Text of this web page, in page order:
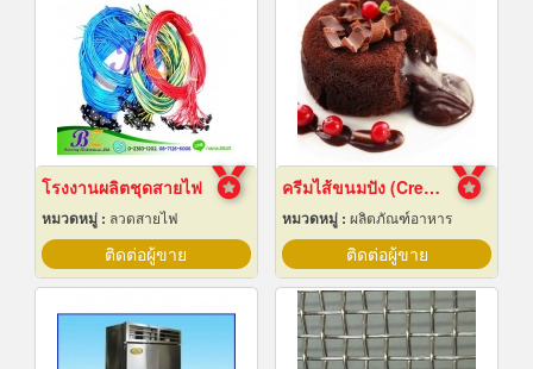
โรงงานผลิตชุดสายไฟ
หมวดหมู่ : ลวดสายไฟ
ติดต่อผู้ขาย
ครีมไส้ขนมปัง (Cream fillings for bread)
หมวดหมู่ : ผลิตภัณฑ์อาหาร
ติดต่อผู้ขาย